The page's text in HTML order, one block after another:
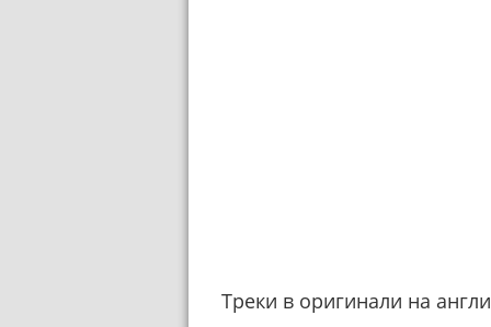
Треки в оригинали на